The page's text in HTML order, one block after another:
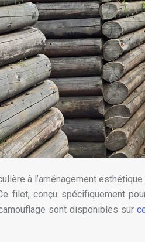
à l’aménagement
filet, conçu spécifiquement
sont disponibles sur